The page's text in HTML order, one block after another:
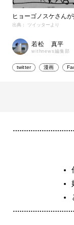
ヒョーゴノスケさん
出典： ツイッターより
若松 真平
withnews編集部
twitter 漫画